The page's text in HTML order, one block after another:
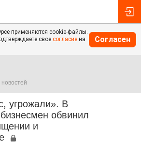
применяются cookie-файлы.
свое согласие на
Согласен
угрожали». В
обвинил
и